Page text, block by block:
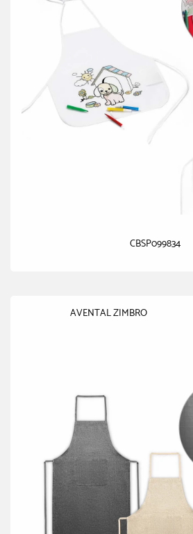
CBSP099834
AVENTAL ZIMBRO